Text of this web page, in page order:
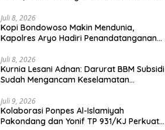
Juli 8, 2026
Kopi Bondowoso Makin Mendunia,
Kapolres Aryo Hadiri Penandatanganan
Juli 8, 2026
Kurnia Lesani Adnan: Darurat BBM Subsidi
Sudah Mengancam Keselamatan
Juli 9, 2026
Kolaborasi Ponpes Al-Islamiyah
Pakondang dan Yonif TP 931/KJ Perkuat